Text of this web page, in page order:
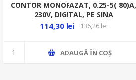
CONTOR MONOFAZAT, 0.25-5( 80)A,
230V, DIGITAL, PE SINA
114,30 lei 136,26 lei
ADAUGĂ ȊN COŞ